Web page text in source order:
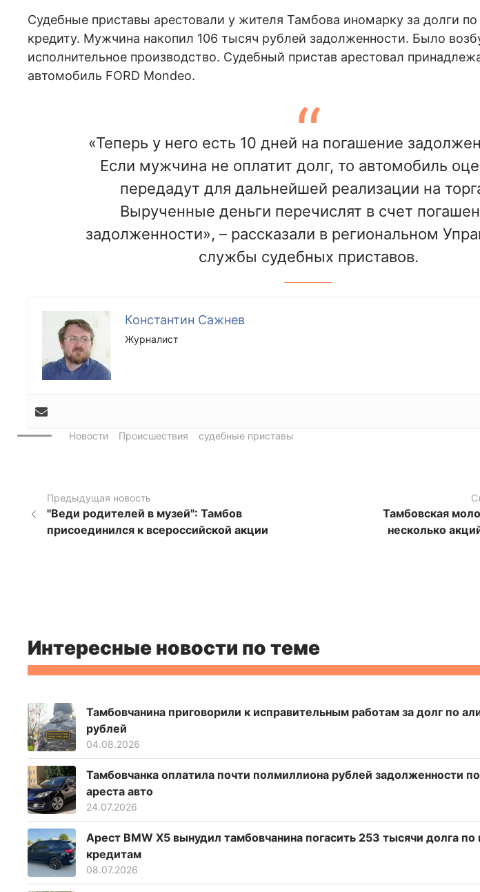
Судебные приставы арестовали у жителя Тамбова иномарку за долги
кредиту. Мужчина накопил 106 тысяч рублей задолженности. Было
исполнительное производство. Судебный пристав арестовал
автомобиль FORD Mondeo.
«Теперь у него есть 10 дней на погашение
Если мужчина не оплатит долг, то автомобиль
передадут для дальнейшей реализации на
Вырученные деньги перечислят в счет
задолженности», – рассказали в региональном
службы судебных приставов.
Константин Сажнев
Журналист
Новости Происшествия судебные приставы
Предыдущая новость
"Веди родителей в музей": Тамбов
присоединился к всероссийской акции
Тамбовская
несколько
Интересные новости по теме
Тамбовчанина приговорили к исправительным работам за долг по
рублей
04.08.2026
Тамбовчанка оплатила почти полмиллиона рублей задолженности
ареста авто
24.07.2026
Арест BMW X5 вынудил тамбовчанина погасить 253 тысячи долга по
кредитам
08.07.2026